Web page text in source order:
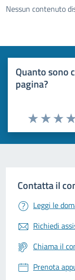
Nessun contenuto
Quanto sono
pagina?
Valuta 2
Valuta 1
Contatta il
Leggi le
Richiedi
Chiama il
Prenota